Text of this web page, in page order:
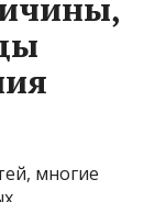
многие